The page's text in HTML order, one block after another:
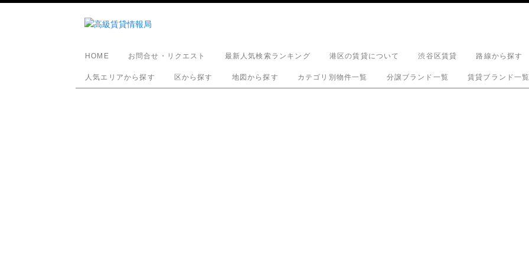
HOME お問合せ・リクエスト 最新人気検索ランキング 港区の賃貸について 渋谷区賃貸 路線から探す
人気エリアから探す 区から探す 地図から探す カテゴリ別物件一覧 分譲ブランド一覧 賃貸ブランド一